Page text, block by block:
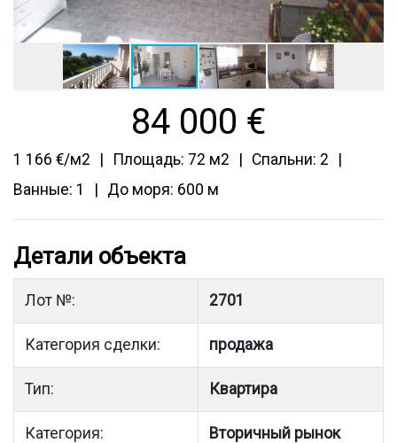
84 000 €
1 166 €/м2 Площадь: 72 м2
Спальни: 2
Ванные: 1
До моря: 600 м
Детали объекта
Лот №: 2701
Категория сделки: продажа
Тип: Квартира
Категория: Вторичный рынок